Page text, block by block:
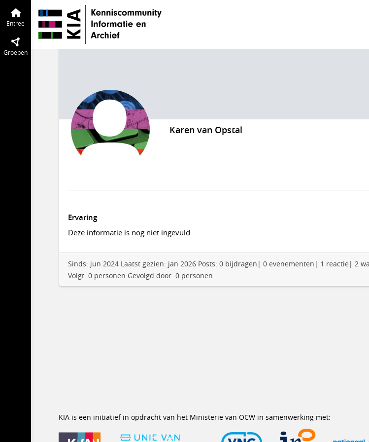
Entree
Groepen
Karen van Opstal
Ervaring
Deze informatie is nog niet ingevuld
Sinds: jun 2024 Laatst gezien: jan 2026 Posts: 0 bijdragen| 0 evenementen| 1 reactie| 2
Volgt: 0 personen Gevolgd door: 0 personen
KIA is een initiatief in opdracht van het Ministerie van OCW in samenwerking met: